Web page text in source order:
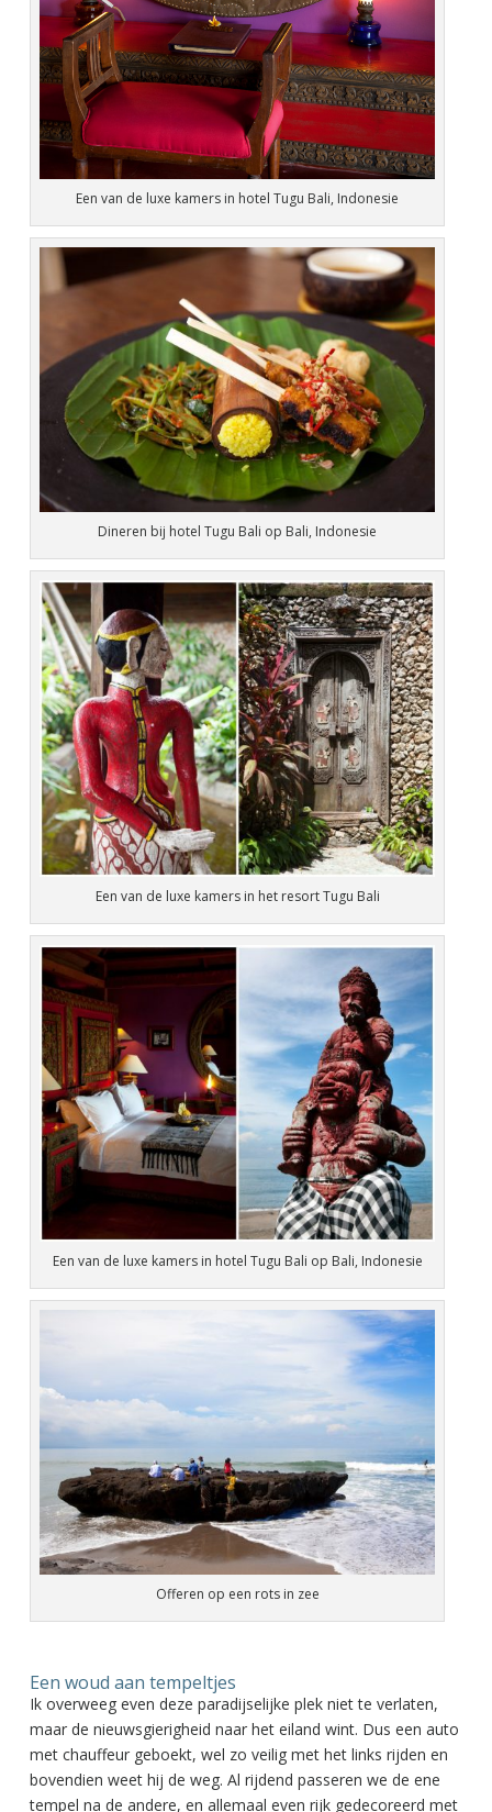
Een van de luxe kamers in hotel Tugu Bali, Indonesie
Dineren bij hotel Tugu Bali op Bali, Indonesie
Een van de luxe kamers in het resort Tugu Bali
Een van de luxe kamers in hotel Tugu Bali op Bali, Indonesie
Offeren op een rots in zee
Een woud aan tempeltjes
Ik overweeg even deze paradijselijke plek niet te verlaten,
maar de nieuwsgierigheid naar het eiland wint. Dus een auto
met chauffeur geboekt, wel zo veilig met het links rijden en
bovendien weet hij de weg. Al rijdend passeren we de ene
tempel na de andere, en allemaal even rijk gedecoreerd met